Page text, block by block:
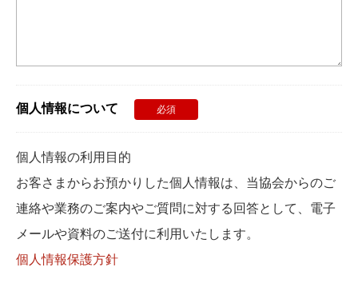
個人情報について 必須
個人情報の利用目的
お客さまからお預かりした個人情報は、当協会からのご
連絡や業務のご案内やご質問に対する回答として、電子
メールや資料のご送付に利用いたします。
個人情報保護方針